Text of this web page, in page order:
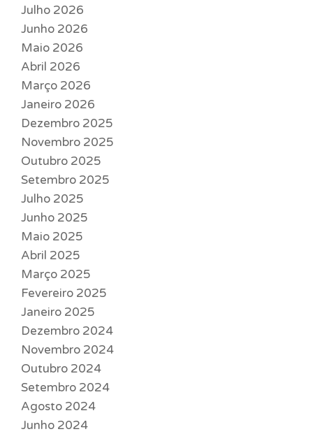
Julho 2026
Junho 2026
Maio 2026
Abril 2026
Março 2026
Janeiro 2026
Dezembro 2025
Novembro 2025
Outubro 2025
Setembro 2025
Julho 2025
Junho 2025
Maio 2025
Abril 2025
Março 2025
Fevereiro 2025
Janeiro 2025
Dezembro 2024
Novembro 2024
Outubro 2024
Setembro 2024
Agosto 2024
Junho 2024